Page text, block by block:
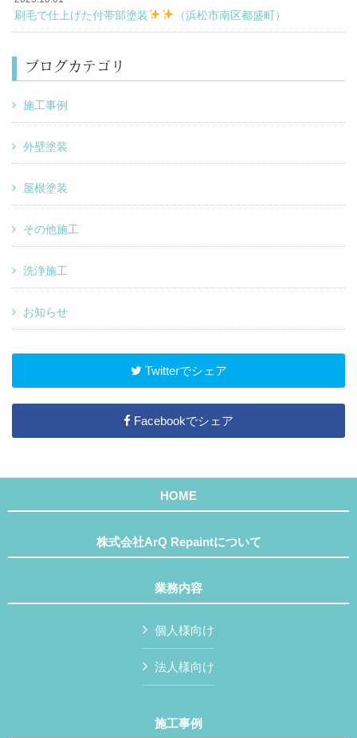
刷毛で仕上げた付帯部塗装 （浜松市南区都盛町）
ブログカテゴリ
施工事例
外壁塗装
屋根塗装
その他施工
洗浄施工
お知らせ
Twitterでシェア
Facebookでシェア
HOME
株式会社ArQ Repaintについて
業務内容
個人様向け
法人様向け
施工事例